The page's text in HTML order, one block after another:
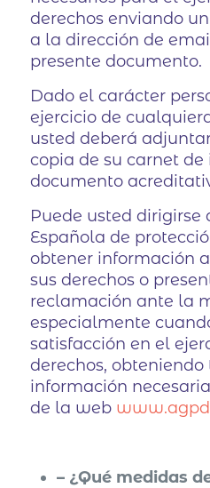
derechos enviando
a la dirección de
presente documento.
Dado el carácter
ejercicio de
usted deberá
copia de su carnet
documento
Puede usted dirigirse
Española de
obtener información
sus derechos o
reclamación ante la
especialmente
satisfacción en el
derechos, obteniendo
información
de la web
– ¿Qué medidas